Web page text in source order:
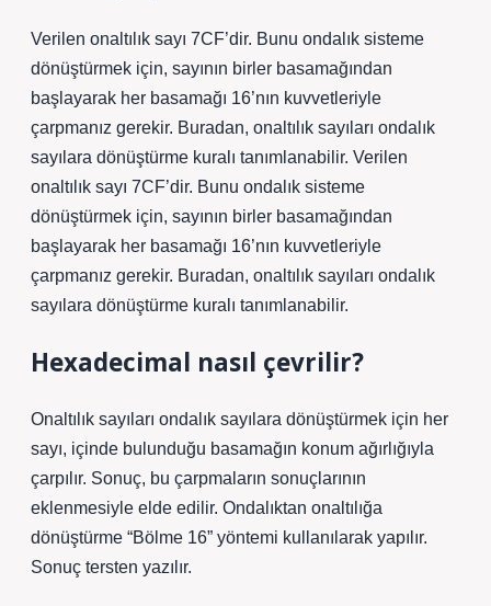
Verilen onaltılık sayı 7CF’dir. Bunu ondalık sisteme
dönüştürmek için, sayının birler basamağından
başlayarak her basamağı 16’nın kuvvetleriyle
çarpmanız gerekir. Buradan, onaltılık sayıları ondalık
sayılara dönüştürme kuralı tanımlanabilir. Verilen
onaltılık sayı 7CF’dir. Bunu ondalık sisteme
dönüştürmek için, sayının birler basamağından
başlayarak her basamağı 16’nın kuvvetleriyle
çarpmanız gerekir. Buradan, onaltılık sayıları ondalık
sayılara dönüştürme kuralı tanımlanabilir.
Hexadecimal nasıl çevrilir?
Onaltılık sayıları ondalık sayılara dönüştürmek için her
sayı, içinde bulunduğu basamağın konum ağırlığıyla
çarpılır. Sonuç, bu çarpmaların sonuçlarının
eklenmesiyle elde edilir. Ondalıktan onaltılığa
dönüştürme “Bölme 16” yöntemi kullanılarak yapılır.
Sonuç tersten yazılır.